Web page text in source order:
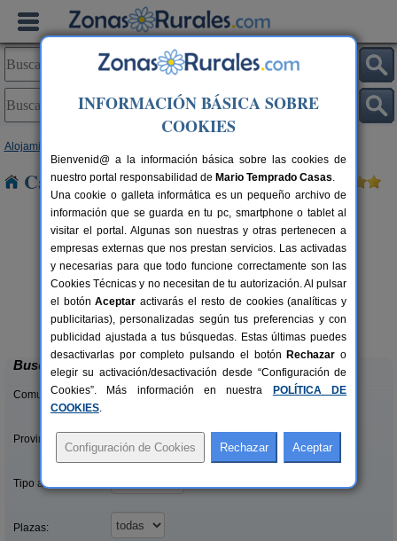
Alojamientos
Casas Rurales cerca de Aranjuez
8-16+3 pers.
desde37 €
El Cortijo de Perales
Perales de Tajuña (Madrid)
Buscar
Comunidades:
Provincias/Islas:
Tipo alquiler:
Plazas:
INFORMACIÓN BÁSICA SOBRE
COOKIES
Bienvenid@ a la información básica sobre las cookies de
nuestro portal responsabilidad de Mario Temprado Casas.
Una cookie o galleta informática es un pequeño archivo de
información que se guarda en tu pc, smartphone o tablet al
visitar el portal. Algunas son nuestras y otras pertenecen a
empresas externas que nos prestan servicios. Las activadas
y necesarias para que todo funcione correctamente son las
Cookies Técnicas y no necesitan de tu autorización. Al pulsar
el botónAceptar activarás el resto de cookies (analíticas y
publicitarias), personalizadas según tus preferencias y con
publicidad ajustada a tus búsquedas. Estas últimas puedes
desactivarlas por completo pulsando el botón Rechazar o
elegir su activación/desactivación desde “Configuración de
Cookies”. Más información en nuestra
POLÍTICA DE
COOKIES.